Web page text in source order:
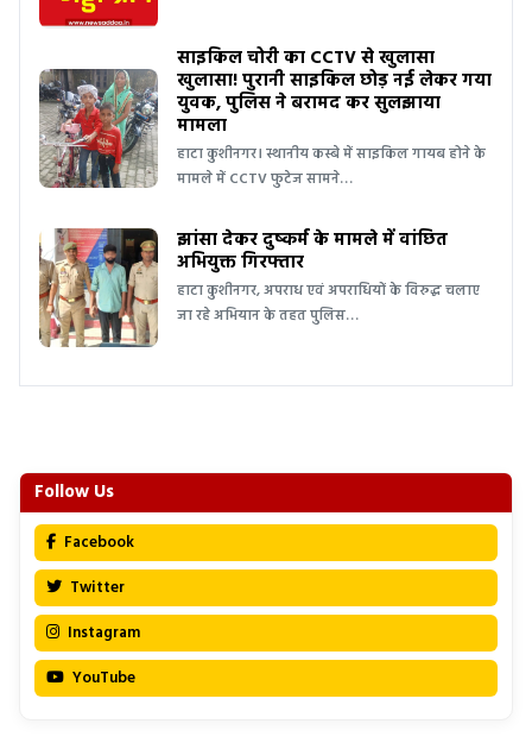
साइकिल चोरी का CCTV से खुलासा
खुलासा! पुरानी साइकिल छोड़ नई लेकर गया
युवक, पुलिस ने बरामद कर सुलझाया
मामला
हाटा कुशीनगर। स्थानीय कस्बे में साइकिल गायब होने के
मामले में CCTV फुटेज सामने…
झांसा देकर दुष्कर्म के मामले में वांछित
अभियुक्त गिरफ्तार
हाटा कुशीनगर, अपराध एवं अपराधियों के विरुद्ध चलाए
जा रहे अभियान के तहत पुलिस…
Follow Us
Facebook
Twitter
Instagram
YouTube